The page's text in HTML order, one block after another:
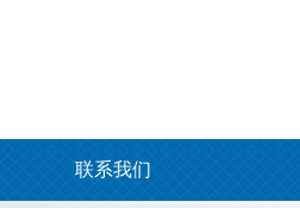
联系我们